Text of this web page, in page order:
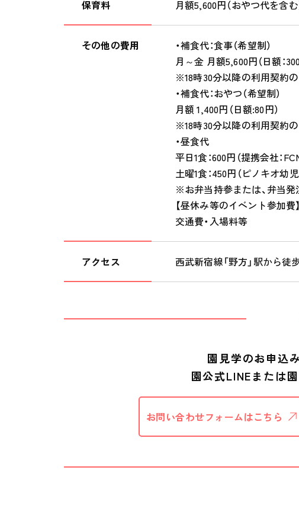
保育料 月額5,600円（おやつ代を含む
その他の費用
・補食代：食事（希望制）
月～金 月額5,600円（日額：
※18時30分以降の利用契約の
・補食代：おやつ（希望制）
月額 1,400円（日額:80円）
※18時30分以降の利用契約の
・昼食代
平日1食：600円（提携会社：
土曜1食：450円（ピノキオ幼
※お弁当持参または、弁当発
【昼休み等のイベント参加費】
交通費・入場料等
アクセス 西武新宿線「野方」駅から徒
園見学のお申込
園公式LINEまたは
お問い合わせフォームはこちら